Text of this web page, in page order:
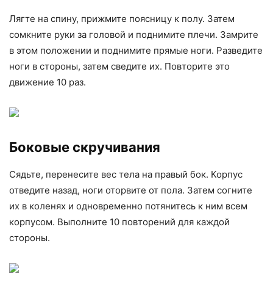
Лягте на спину, прижмите поясницу к полу. Затем
сомкните руки за головой и поднимите плечи. Замрите
в этом положении и поднимите прямые ноги. Разведите
ноги в стороны, затем сведите их. Повторите это
движение 10 раз.
Боковые скручивания
Сядьте, перенесите вес тела на правый бок. Корпус
отведите назад, ноги оторвите от пола. Затем согните
их в коленях и одновременно потянитесь к ним всем
корпусом. Выполните 10 повторений для каждой
стороны.